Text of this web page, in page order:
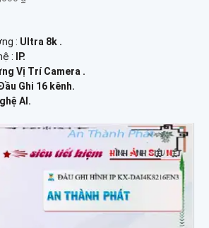
: Ultra 8k .
:
IP.
Vị Trí Camera .
Ghi 16 kênh.
AI.